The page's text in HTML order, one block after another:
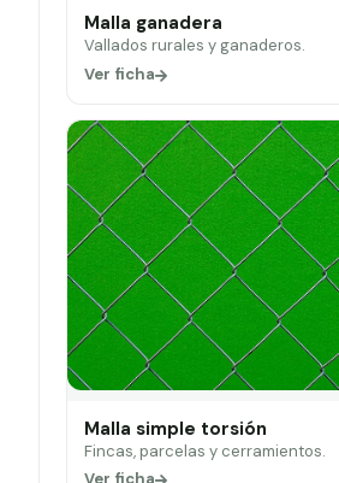
Malla ganadera
Vallados rurales y ganaderos.
Ver ficha
Malla simple torsión
Fincas, parcelas y cerramientos.